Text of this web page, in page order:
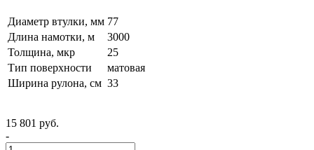
Диаметр втулки, мм 77
Длина намотки, м
3000
Толщина, мкр
25
Тип поверхности
матовая
Ширина рулона, см 33
15 801 руб.
-